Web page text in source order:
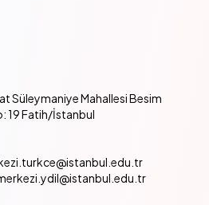
Süleymaniye Mahallesi Besim
19 Fatih/İstanbul